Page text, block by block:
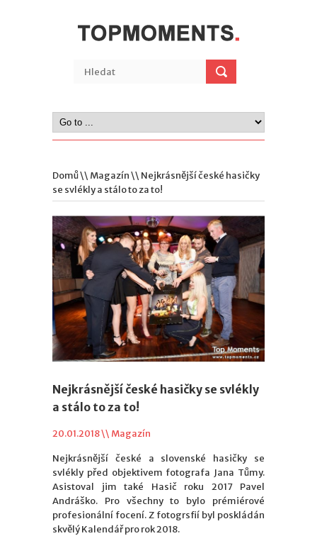
Domů\\ Magazín\\ Nejkrásnější české hasičky
se svlékly a stálo to za to!
Nejkrásnější české hasičky se svlékly
a stálo to za to!
20.01.2018 \\ Magazín
Nejkrásnější české a slovenské hasičky se
svlékly před objektivem fotografa Jana Tůmy.
Asistoval jim také Hasič roku 2017 Pavel
Andráško. Pro všechny to bylo prémiérové
profesionální focení. Z fotogrsfií byl poskládán
skvělý Kalendář pro rok 2018.